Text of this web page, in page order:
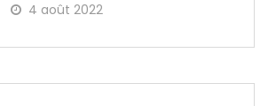
4 août 2022